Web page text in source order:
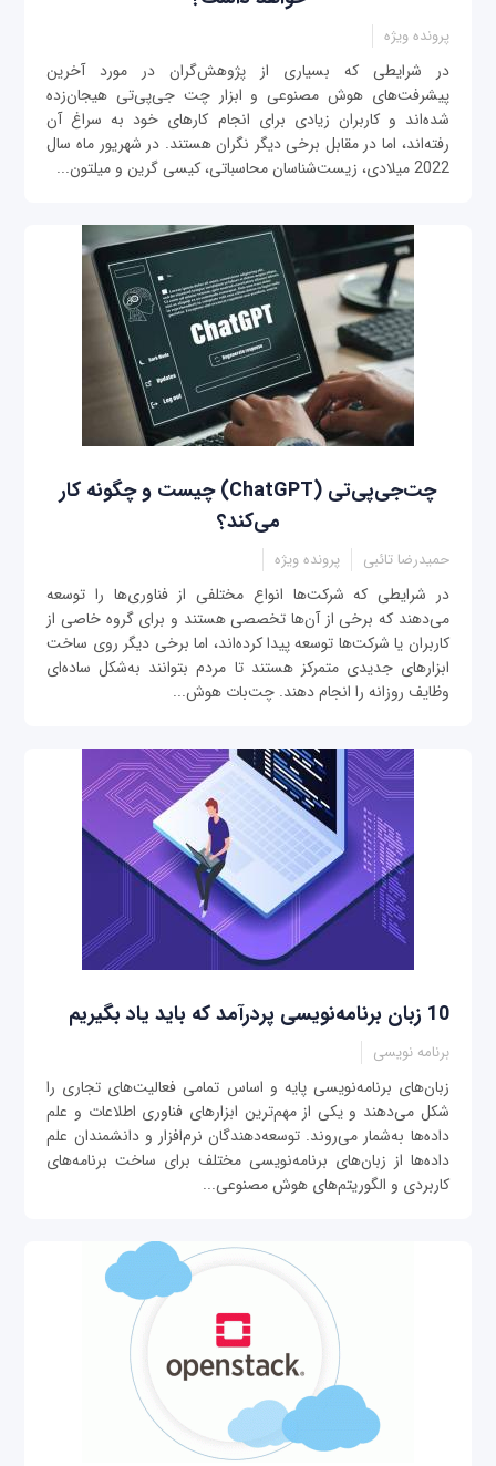
پرونده ویژه
در شرایطی که بسیاری از پژوهش‌گران در مورد آخرین
پیشرفت‌های هوش مصنوعی و ابزار چت جی‌پی‌تی هیجان‌زده
شده‌اند و کاربران زیادی برای انجام کارهای خود به سراغ آن
رفته‌اند، اما در مقابل برخی دیگر نگران هستند. در شهریور ماه سال
2022 میلادی، زیست‌شناسان محاسباتی، کیسی گرین و میلتون...
چت‌جی‌پی‌تی (ChatGPT) چیست و چگونه کار
می‌‌کند؟
حمیدرضا تائبی پرونده ویژه
در شرایطی که شرکت‌ها انواع مختلفی از فناوری‌ها را توسعه
می‌دهند که برخی از آن‌ها تخصصی هستند و برای گروه خاصی از
کاربران یا شرکت‌ها توسعه پیدا کرده‌اند، اما برخی دیگر روی ساخت
ابزارهای جدیدی متمرکز هستند تا مردم بتوانند به‌شکل ساده‌ای
وظایف روزانه را انجام دهند. چت‌بات هوش...
10 زبان برنامه‌نویسی پردرآمد که باید یاد بگیریم
برنامه نویسی
زبان‌های برنامه‌نویسی پایه و اساس تمامی فعالیت‌های تجاری را
شکل می‌دهند و یکی از مهم‌ترین ابزارهای فناوری اطلاعات و علم
داده‌ها به‌شمار می‌روند. توسعه‌دهندگان نرم‌افزار و دانشمندان علم
داده‌ها از زبان‌های برنامه‌نویسی مختلف برای ساخت برنامه‌های
کاربردی و الگوریتم‌های هوش مصنوعی...